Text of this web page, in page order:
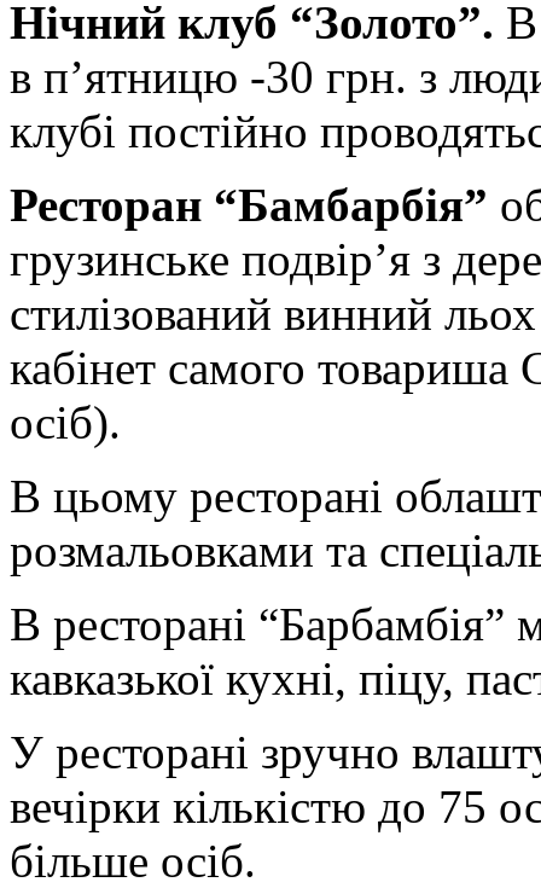
Нічний клуб “Золото”. В
в п’ятницю -30 грн. з
клубі постійно
Ресторан “Бамбарбія”
грузинське подвір’я з
стилізований винний
кабінет самого товариша
осіб).
В цьому ресторані
розмальовками та
В ресторані “Барбамбія”
кавказької кухні, піцу,
У ресторані зручно
вечірки кількістю до 75
більше осіб.